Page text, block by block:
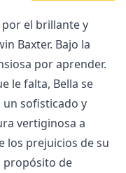
por el brillante y
Baxter. Bajo la
por aprender.
le falta, Bella se
un sofisticado y
vertiginosa a
los prejuicios de su
propósito de